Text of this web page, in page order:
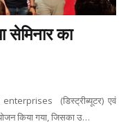
सेमिनार का
(डिस्ट्रीब्यूटर) एवं
किया गया, जिसका उ…